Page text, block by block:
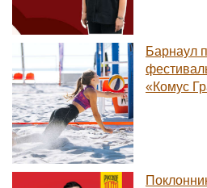
Барнаул
«Комус